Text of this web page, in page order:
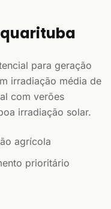
para geração
irradiação média de
com verões
irradiação solar.
agrícola
prioritário